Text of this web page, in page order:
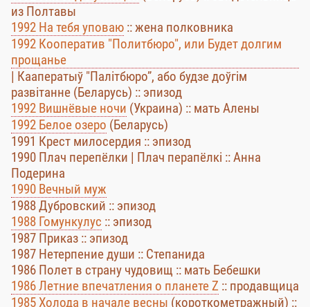
из Полтавы
1992 На тебя уповаю :: жена полковника
1992 Кооператив "Политбюро", или Будет долгим
прощанье
| Кааператыў "Палітбюро”, або будзе доўгім
развітанне (Беларусь) :: эпизод
1992 Вишнёвые ночи (Украина) :: мать Алены
1992 Белое озеро (Беларусь)
1991 Крест милосердия :: эпизод
1990 Плач перепёлки | Плач перапёлкі :: Анна
Подерина
1990 Вечный муж
1988 Дубровский :: эпизод
1988 Гомункулус :: эпизод
1987 Приказ :: эпизод
1987 Нетерпение души :: Степанида
1986 Полет в страну чудовищ :: мать Бебешки
1986 Летние впечатления о планете Z :: продавщица
1985 Холода в начале весны (короткометражный) ::